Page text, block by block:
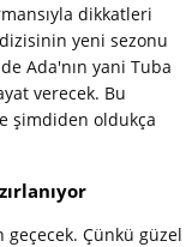
dikkatleri
yeni sezonu
Ada'nın yani Tuba
verecek. Bu
şimdiden oldukça
geçecek. Çünkü güzel